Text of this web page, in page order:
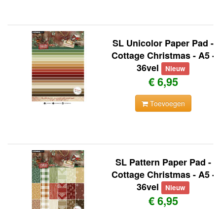
SL Unicolor Paper Pad -
Cottage Christmas - A5 -
36vel
Nieuw
€ 6,95
Toevoegen
SL Pattern Paper Pad -
Cottage Christmas - A5 -
36vel
Nieuw
€ 6,95